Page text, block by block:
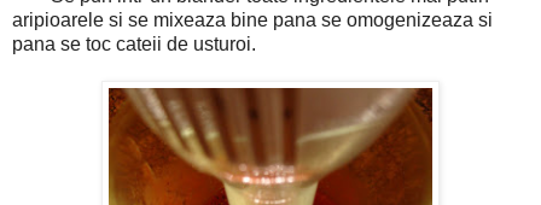
aripioarele si se mixeaza bine pana se omogenizeaza si
pana se toc cateii de usturoi.